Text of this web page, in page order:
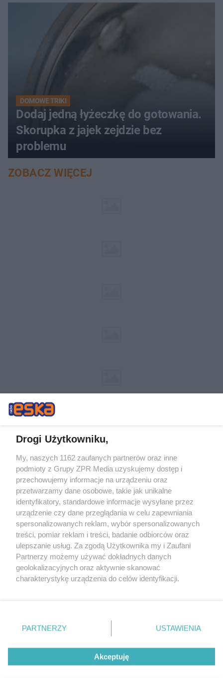
DOMOWE TRIKI
Dodaj jedną łyżeczkę do gotowania.
Skorupka z jajek zejdzie bez
problemu
ZOBACZ WIĘCEJ
Żaden utwór zamieszczony w serwisie nie może być powielany i
rozpowszechniany lub dalej rozpowszechniany w jakikolwiek sposób (w
tym także elektroniczny lub mechaniczny) na jakimkolwiek polu
eksploatacji w jakiejkolwiek formie, włącznie z umieszczaniem w
Internecie bez pisemnej zgody właściciela praw. Jakiekolwiek użycie lub
wykorzystanie utworów w całości lub w części z naruszeniem prawa,
tzn. bez właściwej zgody, jest zabronione pod groźbą kary i może być
ścigane prawnie.
© 2026 Grupa ZPR Media
Drogi Użytkowniku,
My, naszych 1162 zaufanych partnerów oraz inne
podmioty z Grupy ZPR Media uzyskujemy dostęp i
przechowujemy informacje na urządzeniu oraz
przetwarzamy dane osobowe, takie jak unikalne
identyfikatory, standardowe informacje wysyłane przez
urządzenie czy dane przeglądania w celu zapewniania
spersonalizowanych reklam, wybór spersonalizowanych
treści, pomiar reklam i treści, badanie odbiorców oraz
ulepszanie usług. Za zgodą Użytkownika my i Zaufani
Partnerzy możemy używać dokładnych danych
geolokalizacyjnych oraz aktywnie skanować
charakterystykę urządzenia do celów identyfikacji.
zmienić/wycofać klikając przycisk ustawień prywatności
znajdujący się w lewym dolnym rogu strony
rodzaje przetwarzania danych nie wymagają zgody
użytkownika, ale masz prawo sprzeciwić się takiemu
przetwarzaniu. Preferencje będą miały zastosowanie tylko
PARTNERZY USTAWIENIA
Akceptuję